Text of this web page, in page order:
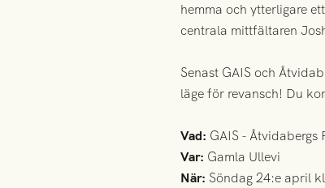
hemma och ytterligare
centrala mittfältaren
Senast GAIS och
läge för revansch! Du
Vad: GAIS - Åtvidabergs
Var: Gamla Ullevi
När: Söndag 24:e april